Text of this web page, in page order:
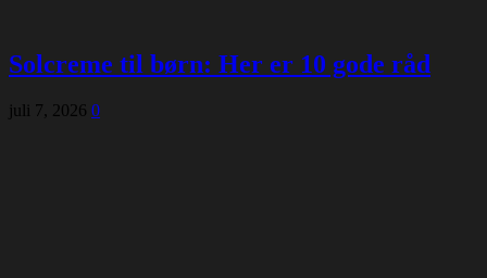
Solcreme til børn: Her er 10 gode råd
juli 7, 2026 0